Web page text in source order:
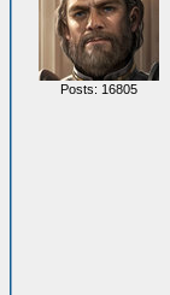
Posts: 16805